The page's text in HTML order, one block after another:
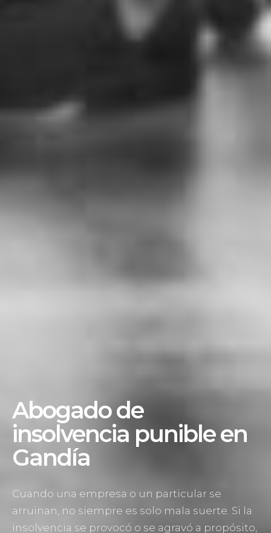
Abogado de
insolvencia punible en
Gandía
Cuando una empresa o un particular se
arruinan, no siempre es solo mala suerte. Si la
insolvencia se provocó o se agravó a propósito,